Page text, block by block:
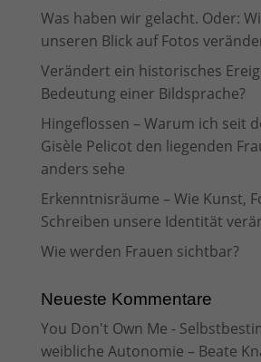
Was haben wir gelacht. Oder:
unseren Blick auf Fotos
Verändert ein historisches
Bedeutung einer Bildsprache?
Hingeflossen – Warum ich seit
Gisèle Pelicot den liegenden
anders sehe
Erkenntnisräume – Wie Kunst,
Schreiben unsere Identität
Wie werden Frauen sichtbar?
Neueste Kommentare
You Don't Own Me -
weibliche Autonomie – Beate